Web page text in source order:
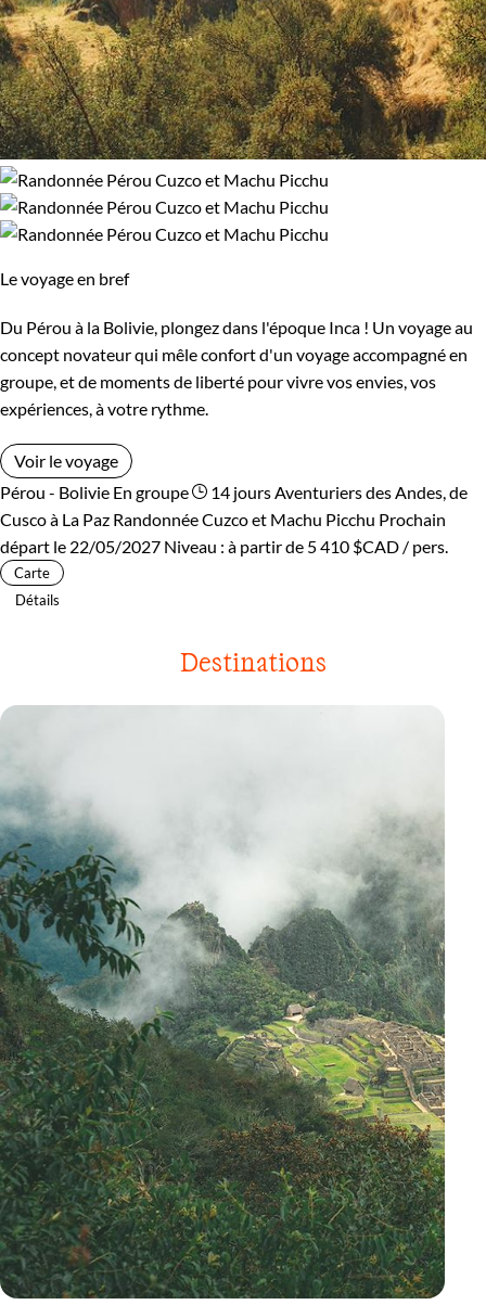
Le voyage en bref
Du Pérou à la Bolivie, plongez dans l'époque Inca ! Un voyage au
concept novateur qui mêle confort d'un voyage accompagné en
groupe, et de moments de liberté pour vivre vos envies, vos
expériences, à votre rythme.
Voir le voyage
Pérou - Bolivie En groupe 14 jours Aventuriers des Andes, de
Cusco à La Paz Randonnée Cuzco et Machu Picchu Prochain
départ le 22/05/2027 Niveau : à partir de 5 410 $CAD / pers.
Carte
Détails
Destinations